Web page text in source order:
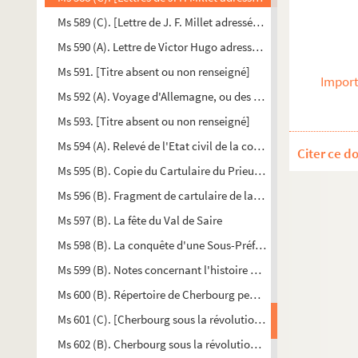
Ms 589 (C). [Lettre de J. F. Millet adressée à (?) datée de
Ms 590 (A). Lettre de Victor Hugo adressée à Mr Geoffroy
Ms 591. [Titre absent ou non renseigné]
Ms 592 (A). Voyage d'Allemagne, ou des frontières de France.
Ms 593. [Titre absent ou non renseigné]
Ms 594 (A). Relevé de l'Etat civil de la commune de
Ms 595 (B). Copie du Cartulaire du Prieuré de Vauville.
Ms 596 (B). Fragment de cartulaire de la Lucerne. XIII ème
Ms 597 (B). La fête du Val de Saire
Ms 598 (B). La conquête d'une Sous-Préfecture. Comment
Ms 599 (B). Notes concernant l'histoire des prieurés du Val de
Ms 600 (B). Répertoire de Cherbourg pendant la révolution
Ms 601 (C). [Cherbourg sous la révolution. Procès verbaux
Ms 602 (B). Cherbourg sous la révolution. IV. Procès
Citer ce